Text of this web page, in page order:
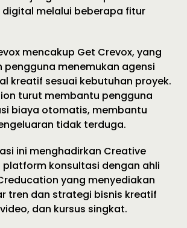
digital melalui beberapa fitur
mencakup Get Crevox, yang
pengguna menemukan agensi
kreatif sesuai kebutuhan proyek.
turut membantu pengguna
biaya otomatis, membantu
tidak terduga.
ini menghadirkan Creative
platform konsultasi dengan ahli
yang menyediakan
tren dan strategi bisnis kreatif
dan kursus singkat.